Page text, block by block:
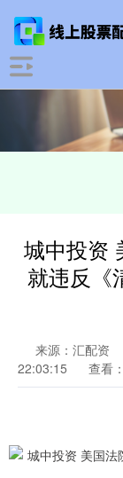
城中投资
就违反《
来源：汇配资
22:03:15
查看